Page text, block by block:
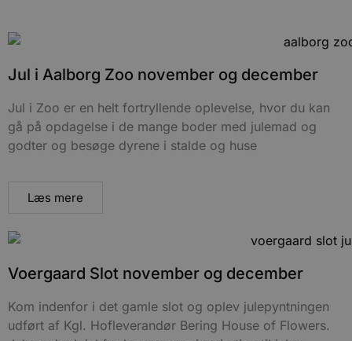
Jul i Aalborg Zoo november og december
Jul i Zoo er en helt fortryllende oplevelse, hvor du kan
gå på opdagelse i de mange boder med julemad og
godter og besøge dyrene i stalde og huse
Læs mere
Voergaard Slot november og december
Kom indenfor i det gamle slot og oplev julepyntningen
udført af Kgl. Hofleverandør Bering House of Flowers.